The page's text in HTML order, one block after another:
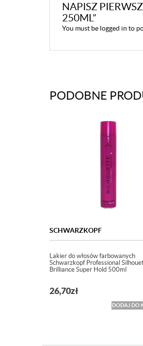
NAPISZ
250ML”
You must be logged in to
PODOBNE
SCHWARZKOPF
Lakier do włosów farbowanych
Schwarzkopf Professional
Brilliance Super Hold 500ml
26,70zł
DODAJ DO